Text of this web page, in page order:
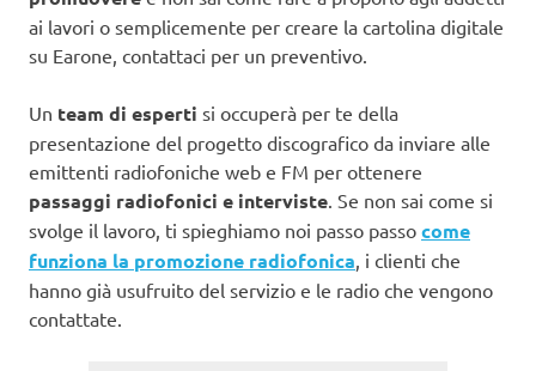
ai lavori o semplicemente per creare la cartolina digitale
su Earone, contattaci per un preventivo.
Un team di esperti si occuperà per te della
presentazione del progetto discografico da inviare alle
emittenti radiofoniche web e FM per ottenere
passaggi radiofonici e interviste. Se non sai come si
svolge il lavoro, ti spieghiamo noi passo passo come
funziona la promozione radiofonica, i clienti che
hanno già usufruito del servizio e le radio che vengono
contattate.